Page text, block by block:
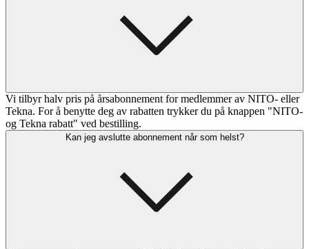
Vi tilbyr halv pris på årsabonnement for medlemmer av NITO- eller
Tekna. For å benytte deg av rabatten trykker du på knappen "NITO-
og Tekna rabatt" ved bestilling.
Kan jeg avslutte abonnement når som helst?